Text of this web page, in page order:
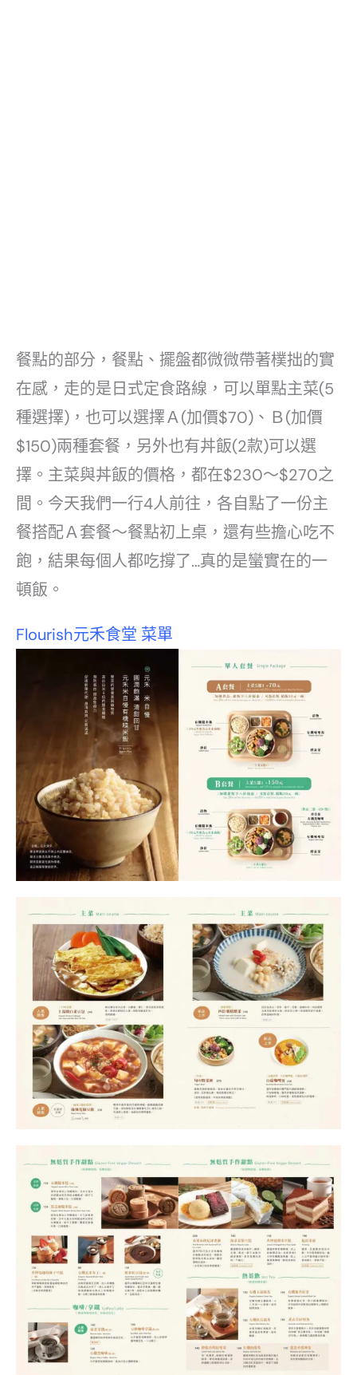
餐點的部分，餐點、擺盤都微微帶著樸拙的實
在感，走的是日式定食路線，可以單點主菜(5
種選擇)，也可以選擇Ａ(加價$70)、Ｂ(加價
$150)兩種套餐，另外也有丼飯(2款)可以選
擇。主菜與丼飯的價格，都在$230～$270之
間。今天我們一行4人前往，各自點了一份主
餐搭配Ａ套餐～餐點初上桌，還有些擔心吃不
飽，結果每個人都吃撐了…真的是蠻實在的一
頓飯。
Flourish元禾食堂 菜單